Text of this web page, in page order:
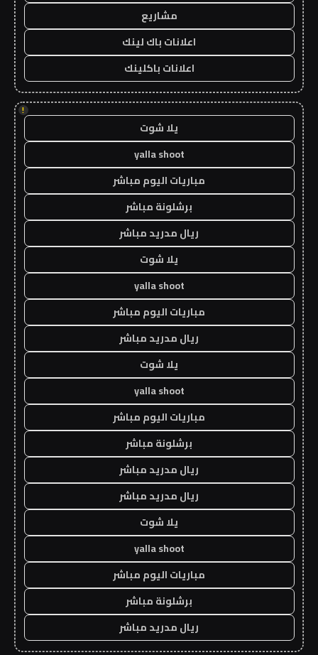
مشاريع
اعلانات باك لينك
اعلانات باكلينك
!
يلا شوت
yalla shoot
مباريات اليوم مباشر
برشلونة مباشر
ريال مدريد مباشر
يلا شوت
yalla shoot
مباريات اليوم مباشر
ريال مدريد مباشر
يلا شوت
yalla shoot
مباريات اليوم مباشر
برشلونة مباشر
ريال مدريد مباشر
ريال مدريد مباشر
يلا شوت
yalla shoot
مباريات اليوم مباشر
برشلونة مباشر
ريال مدريد مباشر